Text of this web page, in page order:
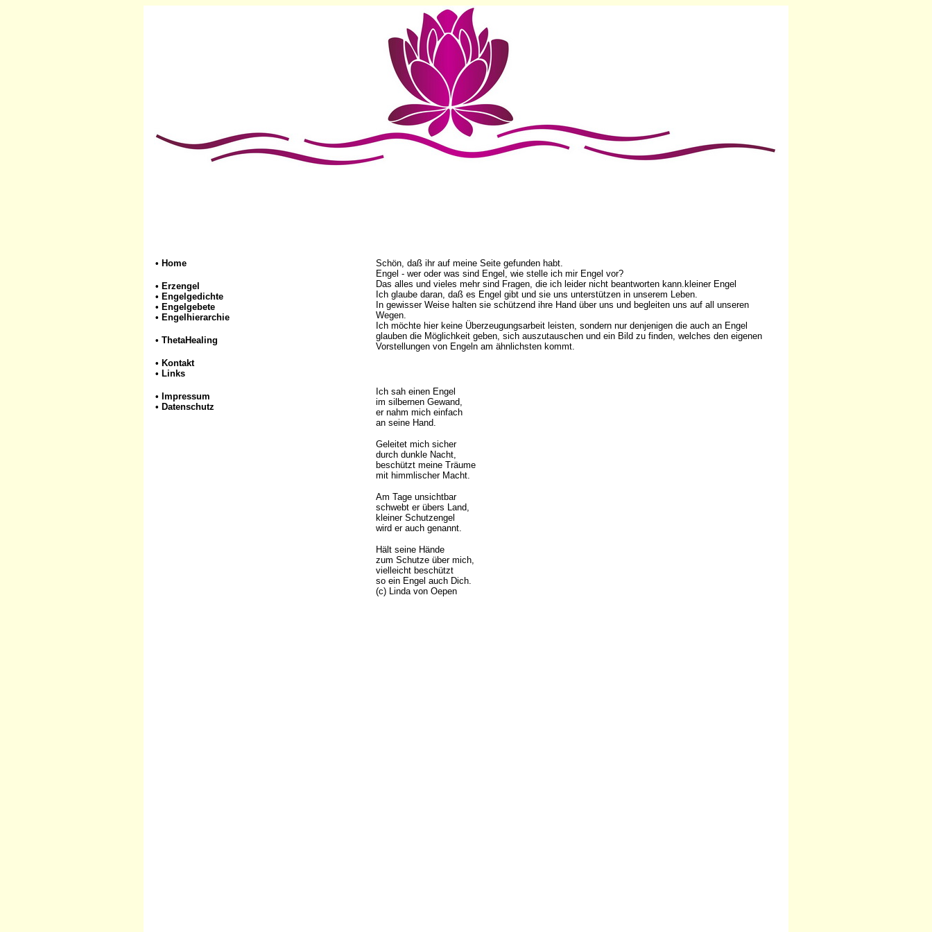
• Home
• Erzengel
• Engelgedichte
• Engelgebete
• Engelhierarchie
• ThetaHealing
• Kontakt
• Links
• Impressum
• Datenschutz
Schön, daß ihr auf meine Seite gefunden habt.
Engel - wer oder was sind Engel, wie stelle ich mir Engel vor?
Das alles und vieles mehr sind Fragen, die ich leider nicht beantworten kann.kleiner Engel
Ich glaube daran, daß es Engel gibt und sie uns unterstützen in unserem Leben.
In gewisser Weise halten sie schützend ihre Hand über uns und begleiten uns auf all unseren
Wegen.
Ich möchte hier keine Überzeugungsarbeit leisten, sondern nur denjenigen die auch an Engel
glauben die Möglichkeit geben, sich auszutauschen und ein Bild zu finden, welches den eigenen
Vorstellungen von Engeln am ähnlichsten kommt.
Ich sah einen Engel
im silbernen Gewand,
er nahm mich einfach
an seine Hand.
Geleitet mich sicher
durch dunkle Nacht,
beschützt meine Träume
mit himmlischer Macht.
Am Tage unsichtbar
schwebt er übers Land,
kleiner Schutzengel
wird er auch genannt.
Hält seine Hände
zum Schutze über mich,
vielleicht beschützt
so ein Engel auch Dich.
(c) Linda von Oepen